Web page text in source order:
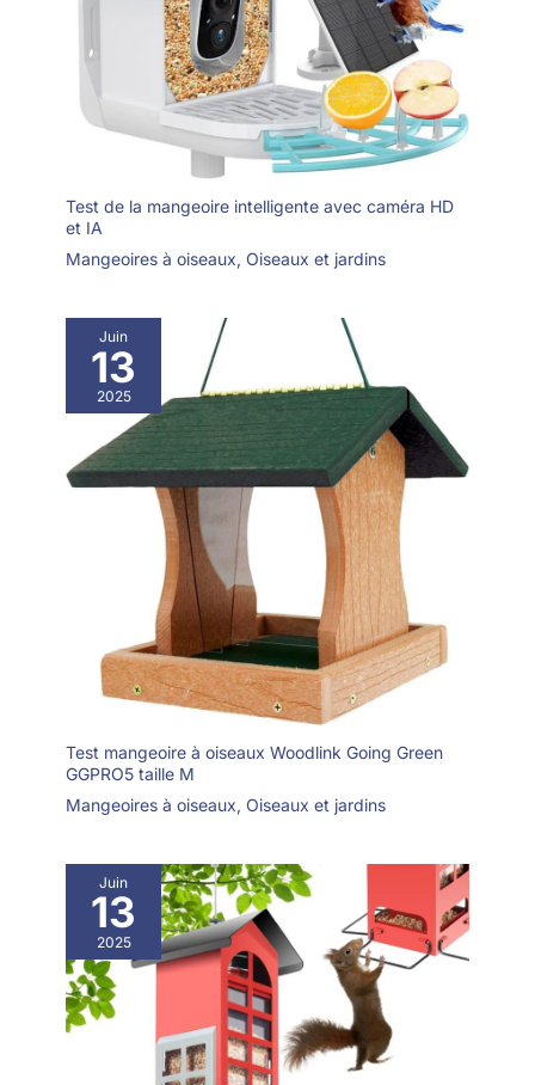
Test de la mangeoire intelligente avec caméra HD
et IA
Mangeoires à oiseaux, Oiseaux et jardins
Juin
13
2025
Test mangeoire à oiseaux Woodlink Going Green
GGPRO5 taille M
Mangeoires à oiseaux, Oiseaux et jardins
Juin
13
2025